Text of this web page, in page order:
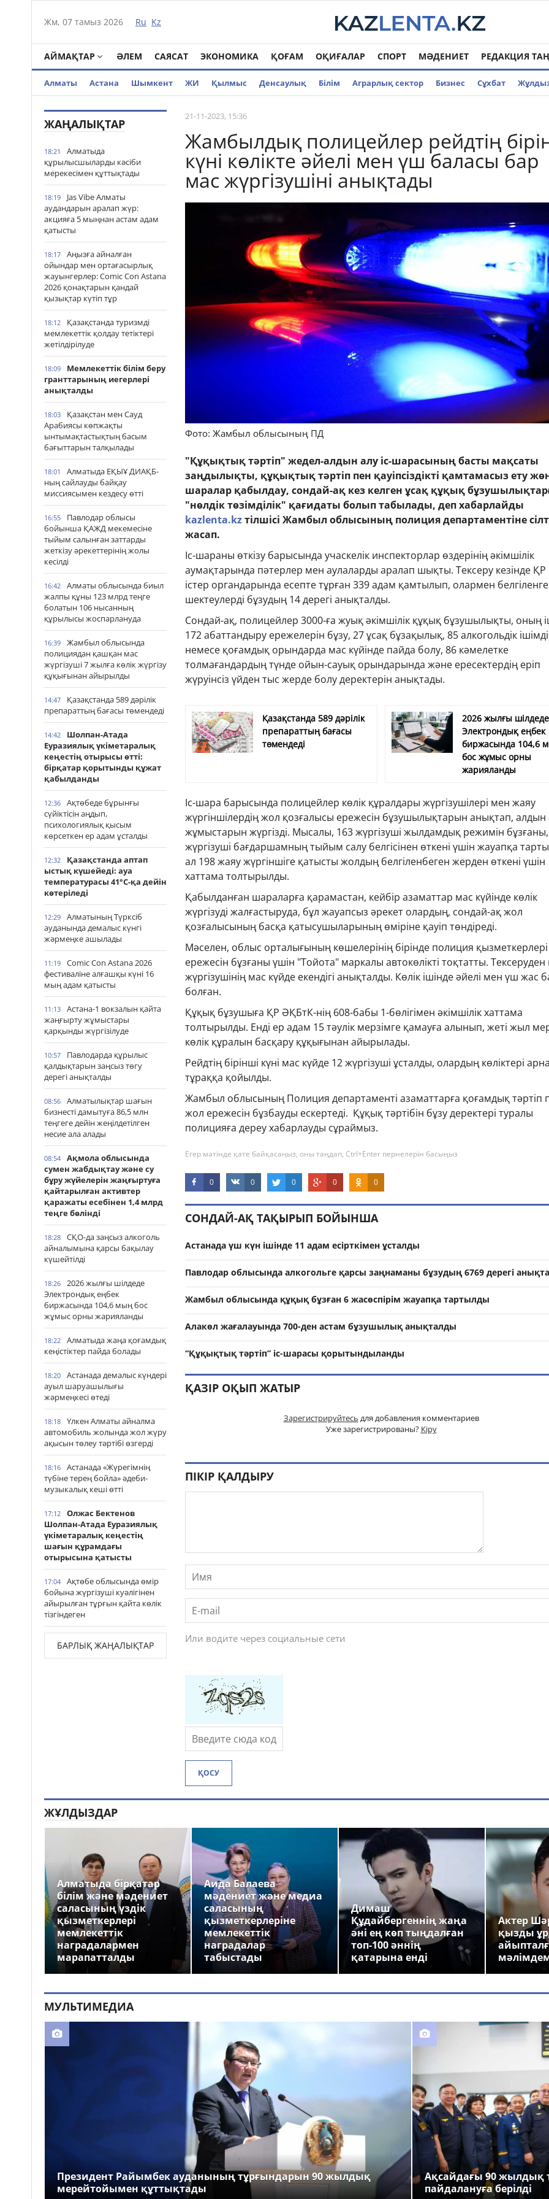
Жм, 07 тамыз 2026 Ru Kz
АЙМАҚТАР ӘЛЕМ САЯСАТ ЭКОНОМИКА ҚОҒАМ ОҚИҒАЛАР СПОРТ МӘДЕНИЕТ РЕДАКЦИЯ
Алматы Астана Шымкент ЖИ Қылмыс Денсаулық Білім Аграрлық сектор Бизнес Cұхбат
ЖАҢАЛЫҚТАР
18:21
Алматыда
құрылысшыларды кәсіби
мерекесімен құттықтады
18:19
Jas Vibe Алматы
аудандарын аралап жүр:
акцияға 5 мыңнан астам адам
қатысты
18:17
Аңызға айналған
ойындар мен ортағасырлық
жауынгерлер: Comic Con Astana
2026 қонақтарын қандай
қызықтар күтіп тұр
18:12
Қазақстанда туризмді
мемлекеттік қолдау тетіктері
жетілдірілуде
18:09
Мемлекеттік білім беру
гранттарының иегерлері
анықталды
18:03
Қазақстан мен Сауд
Арабиясы көпжақты
ынтымақтастықтың басым
бағыттарын талқылады
18:01
Алматыда ЕҚЫҰ ДИАҚБ-
ның сайлауды байқау
миссиясымен кездесу өтті
16:55
Павлодар облысы
бойынша ҚАЖД мекемесіне
тыйым салынған заттарды
жеткізу әрекеттерінің жолы
кесілді
16:42
Алматы облысында биыл
жалпы құны 123 млрд теңге
болатын 106 нысанның
құрылысы жоспарлануда
16:39
Жамбыл облысында
полициядан қашқан мас
жүргізуші 7 жылға көлік жүргізу
құқығынан айырылды
14:47
Қазақстанда 589 дәрілік
препараттың бағасы төмендеді
14:42
Шолпан-Атада
Еуразиялық үкіметаралық
кеңестің отырысы өтті:
бірқатар қорытынды құжат
қабылданды
12:36
Ақтөбеде бұрынғы
сүйіктісін аңдып,
психологиялық қысым
көрсеткен ер адам ұсталды
12:32
Қазақстанда аптап
ыстық күшейеді: ауа
температурасы 41°С-қа дейін
көтеріледі
12:29
Алматының Түрксіб
ауданында демалыс күнгі
жәрмеңке ашылады
11:19
Comic Con Astana 2026
фестиваліне алғашқы күні 16
мың адам қатысты
11:13
Астана-1 вокзалын қайта
жаңғырту жұмыстары
қарқынды жүргізілуде
10:57
Павлодарда құрылыс
қалдықтарын заңсыз төгу
дерегі анықталды
08:56
Алматылықтар шағын
бизнесті дамытуға 86,5 млн
теңгеге дейін жеңілдетілген
несие ала алады
08:54
Ақмола облысында
сумен жабдықтау және су
бұру жүйелерін жаңғыртуға
қайтарылған активтер
қаражаты есебінен 1,4 млрд
теңге бөлінді
18:28
СҚО-да заңсыз алкоголь
айналымына қарсы бақылау
күшейтілді
18:26
2026 жылғы шілдеде
Электрондық еңбек
биржасында 104,6 мың бос
жұмыс орны жарияланды
18:22
Алматыда жаңа қоғамдық
кеңістіктер пайда болады
18:20
Астанада демалыс күндері
ауыл шаруашылығы
жәрмеңкесі өтеді
18:18
Үлкен Алматы айналма
автомобиль жолында жол жүру
ақысын төлеу тәртібі өзгерді
18:16
Астанада «Жүрегімнің
түбіне терең бойла» әдеби-
музыкалық кеші өтті
17:12
Олжас Бектенов
Шолпан-Атада Еуразиялық
үкіметаралық кеңестің
шағын құрамдағы
отырысына қатысты
17:04
Ақтөбе облысында өмір
бойына жүргізуші куәлігінен
айырылған тұрғын қайта көлік
тізгіндеген
БАРЛЫҚ ЖАҢАЛЫҚТАР
21-11-2023, 15:36
Жамбылдық полицейлер рейдтің
күні көлікте әйелі мен үш баласы бар
мас жүргізушіні анықтады
Фото: Жамбыл облысының ПД
"Құқықтық тәртіп" жедел-алдын алу іс-шарасының басты мақсаты
заңдылықты, құқықтық тәртіп пен қауіпсіздікті қамтамасыз ету
шаралар қабылдау, сондай-ақ кез келген ұсақ құқық
"нөлдік төзімділік" қағидаты болып табылады, деп хабарлайды
kazlenta.kzтілшісі Жамбыл облысының полиция департаментіне
жасап.
Іс-шараны өткізу барысында учаскелік инспекторлар өздерінің әкімшілік
аумақтарында пәтерлер мен аулаларды аралап шықты. Тексеру кезінде ҚР
істер органдарында есепте тұрған 339 адам қамтылып, олармен
шектеулерді бұзудың 14 дерегі анықталды.
Сондай-ақ, полицейлер 3000-ға жуық әкімшілік құқық бұзушылықты, оның
172 абаттандыру ережелерін бұзу, 27 ұсақ бұзақылық, 85 алкогольдік
немесе қоғамдық орындарда мас күйінде пайда болу, 86 кәмелетке
толмағандардың түнде ойын-сауық орындарында және ересектердің еріп
жүруінсіз үйден тыс жерде болу деректерін анықтады.
Қазақстанда 589 дәрілік
препараттың бағасы
төмендеді
2026 жылғы шілдеде
Электрондық еңбек
биржасында 104,6
бос жұмыс орны
жарияланды
Іс-шара барысында полицейлер көлік құралдары жүргізушілері мен жаяу
жүргіншілердің жол қозғалысы ережесін бұзушылықтарын анықтап, алдын
жұмыстарын жүргізді. Мысалы, 163 жүргізуші жылдамдық режимін
жүргізуші бағдаршамның тыйым салу белгісінен өткені үшін жауапқа
ал 198 жаяу жүргіншіге қатысты жолдың белгіленбеген жерден өткені үшін
хаттама толтырылды.
Қабылданған шараларға қарамастан, кейбір азаматтар мас күйінде көлік
жүргізуді жалғастыруда, бұл жауапсыз әрекет олардың, сондай-ақ жол
қозғалысының басқа қатысушыларының өміріне қауіп төндіреді.
Мәселен, облыс орталығының көшелерінің бірінде полиция
ережесін бұзғаны үшін "Тойота" маркалы автокөлікті тоқтатты. Тексеруден
жүргізушінің мас күйде екендігі анықталды. Көлік ішінде әйелі мен үш жас
болған.
Құқық бұзушыға ҚР ӘҚБтК-нің 608-бабы 1-бөлігімен әкімшілік хаттама
толтырылды. Енді ер адам 15 тәулік мерзімге қамауға алынып, жеті жыл
көлік құралын басқару құқығынан айырылады.
Рейдтің бірінші күні мас күйде 12 жүргізуші ұсталды, олардың көліктері
тұраққа қойылды.
Жамбыл облысының Полиция департаменті азаматтарға қоғамдық тәртіп
жол ережесін бұзбауды ескертеді. Құқық тәртібін бұзу деректері туралы
полицияға дереу хабарлауды сұраймыз.
Егер мәтінде қате байқасаңыз, оны таңдап, Ctrl+Enter пернелерін басыңыз
0 0 0 0 0
СОНДАЙ-АҚ ТАҚЫРЫП БОЙЫНША
Астанада үш күн ішінде 11 адам есірткімен ұсталды
Павлодар облысында алкогольге қарсы заңнаманы бұзудың 6769 дерегі
Жамбыл облысында құқық бұзған 6 жасөспірім жауапқа тартылды
Алакөл жағалауында 700-ден астам бұзушылық анықталды
“Құқықтық тәртіп” іс-шарасы қорытындыланды
ҚАЗІР ОҚЫП ЖАТЫР
Зарегистрируйтесь для добавления комментариев
Уже зарегистрированы? Кіру
ПІКІР ҚАЛДЫРУ
Или водите через социальные сети
ҚОСУ
ЖҰЛДЫЗДАР
Алматыда бірқатар
білім және мәдениет
саласының үздік
қызметкерлері
мемлекеттік
наградалармен
марапатталды
Аида Балаева
мәдениет және медиа
саласының
қызметкерлеріне
мемлекеттік
наградалар
табыстады
Димаш
Құдайбергеннің жаңа
әні ең көп тыңдалған
топ-100 әннің
қатарына енді
Актер
қызды
МУЛЬТИМЕДИА
Президент Райымбек ауданының тұрғындарын 90 жылдық
мерейтойымен құттықтады
Ақсайдағы 90 жылдық
пайдалануға берілді